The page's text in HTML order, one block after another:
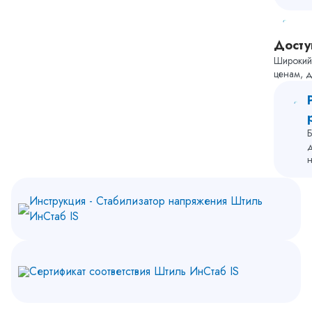
Широкий
ценам,
Инструкция - Стабилизатор напряжения Штиль
ИнСтаб IS
Сертификат соответствия Штиль ИнСтаб IS